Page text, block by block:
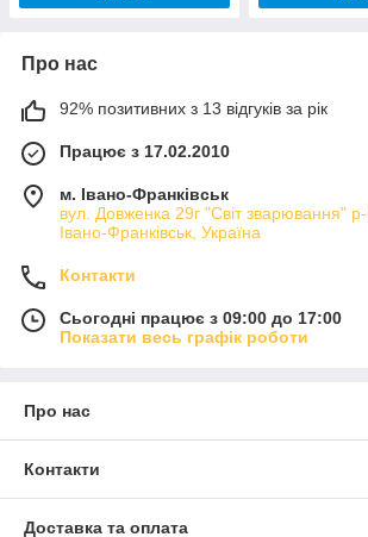
Про нас
92% позитивних з 13 відгуків за рік
Працює з 17.02.2010
м. Івано-Франківськ
вул. Довженка 29г "Світ зварювання" р-
Івано-Франківськ, Україна
Контакти
Сьогодні працює з 09:00 до 17:00
Показати весь графік роботи
Про нас
Контакти
Доставка та оплата